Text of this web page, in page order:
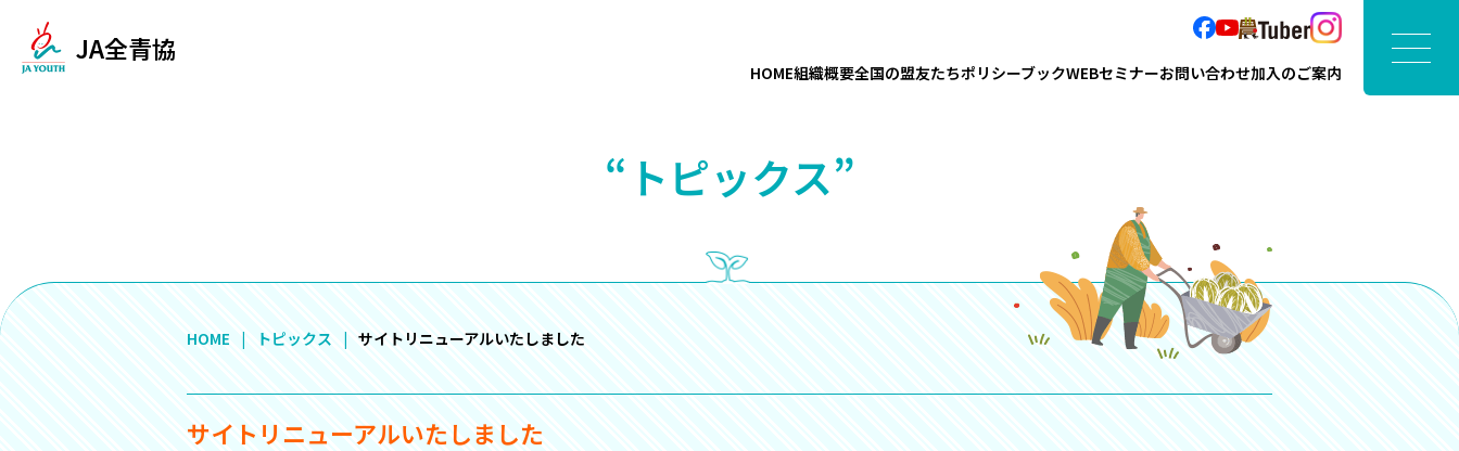
JA全青協
HOME組織概要全国の盟友たちポリシーブックWEBセミナーお問い合わせ加入のご案内
“トピックス”
HOME トピックス サイトリニューアルいたしました
サイトリニューアルいたしました